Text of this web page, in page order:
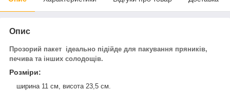
Опис
Прозорий пакет ідеально підійде для пакування пряників,
печива та інших солодощів.
Розміри:
ширина 11 см, висота 23,5 см.